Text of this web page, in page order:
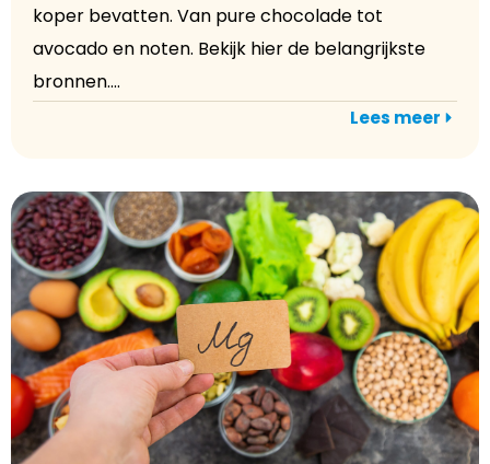
koper bevatten. Van pure chocolade tot
avocado en noten. Bekijk hier de belangrijkste
bronnen....
Lees meer